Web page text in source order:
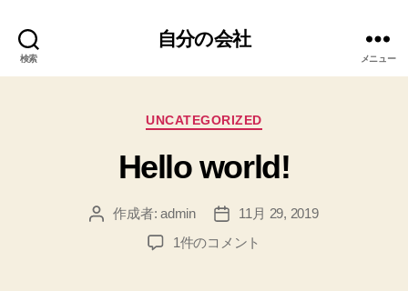
検索
自分の会社
メニュー
カ
ゴ
リ
UNCATEGORIZED
Hello world!
投
作成者:admin
投
稿
11月 29, 2019
Hello
1件のコメント